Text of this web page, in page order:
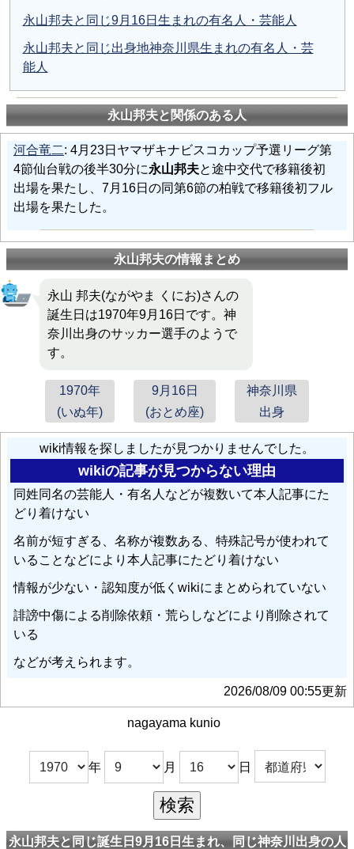
永山邦夫と同じ9月16日生まれの有名人・芸能人
永山邦夫と同じ出身地神奈川県生まれの有名人・芸
能人
永山邦夫と関係のある人
河合竜二: 4月23日ヤマザキナビスコカップ予選リーグ第
4節仙台戦の後半30分に永山邦夫と途中交代で移籍後初
出場を果たし、7月16日の同第6節の柏戦で移籍後初フル
出場を果たした。
永山邦夫の情報まとめ
永山 邦夫(ながやま くにお)さんの
誕生日は1970年9月16日です。神
奈川出身のサッカー選手のようで
す。
1970年
(いぬ年)
9月16日
(おとめ座)
神奈川県
出身
wiki情報を探しましたが見つかりませんでした。
wikiの記事が見つからない理由
同姓同名の芸能人・有名人などが複数いて本人記事にた
どり着けない
名前が短すぎる、名称が複数ある、特殊記号が使われて
いることなどにより本人記事にたどり着けない
情報が少ない・認知度が低くwikiにまとめられていない
誹謗中傷による削除依頼・荒らしなどにより削除されて
いる
などが考えられます。
2026/08/09 00:55更新
nagayama kunio
年 月 日
永山邦夫と同じ誕生日9月16日生まれ、同じ神奈川出身の人